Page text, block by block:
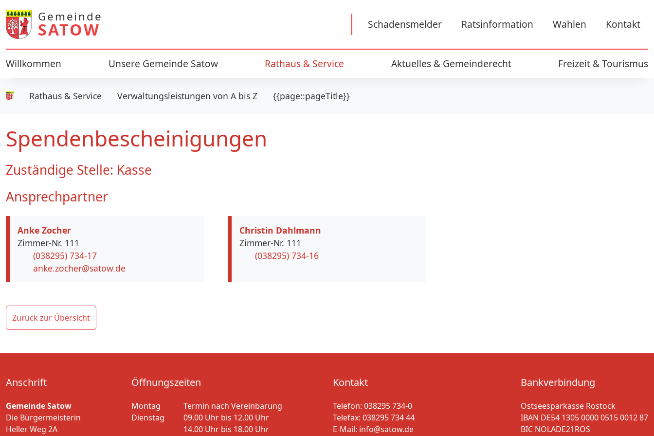
Gemeinde
SATOW Schadensmelder Ratsinformation Wahlen Kontakt
Willkommen Unsere Gemeinde Satow Rathaus & Service Aktuelles & Gemeinderecht Freizeit & Tourismus
Gemeinde Satow
Rathaus & Service Verwaltungsleistungen von A bis Z {{page::pageTitle}}
Spendenbescheinigungen
Zuständige Stelle: Kasse
Ansprechpartner
Anke Zocher
Zimmer-Nr. 111
(038295) 734-17
anke.zocher@satow.de
Christin Dahlmann
Zimmer-Nr. 111
(038295) 734-16
Zurück zur Übersicht
Anschrift
Gemeinde Satow
Die Bürgermeisterin
Heller Weg 2A
Öffnungszeiten
Montag
Termin nach Vereinbarung
Dienstag
09.00 Uhr bis 12.00 Uhr
14.00 Uhr bis 18.00 Uhr
Kontakt
Telefon: 038295 734-0
Telefax: 038295 734 44
E-Mail: info@satow.de
Bankverbindung
Ostseesparkasse Rostock
IBAN DE54 1305 0000 0515 0012 87
BIC NOLADE21ROS